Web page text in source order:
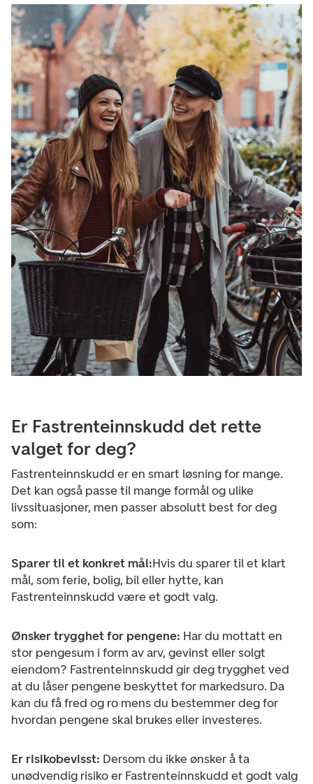
Er Fastrenteinnskudd det rette
valget for deg?
Fastrenteinnskudd er en smart løsning for mange.
Det kan også passe til mange formål og ulike
livssituasjoner, men passer absolutt best for deg
som:
Sparer til et konkret mål:Hvis du sparer til et klart
mål, som ferie, bolig, bil eller hytte, kan
Fastrenteinnskudd være et godt valg.
Ønsker trygghet for pengene: Har du mottatt en
stor pengesum i form av arv, gevinst eller solgt
eiendom? Fastrenteinnskudd gir deg trygghet ved
at du låser pengene beskyttet for markedsuro. Da
kan du få fred og ro mens du bestemmer deg for
hvordan pengene skal brukes eller investeres.
Er risikobevisst: Dersom du ikke ønsker å ta
unødvendig risiko er Fastrenteinnskudd et godt valg